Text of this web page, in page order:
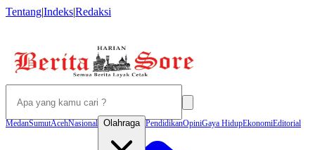
Tentang|Indeks|Redaksi
MedanSumutAcehNasional Olahraga PendidikanOpiniGaya HidupEkonomiEditorial